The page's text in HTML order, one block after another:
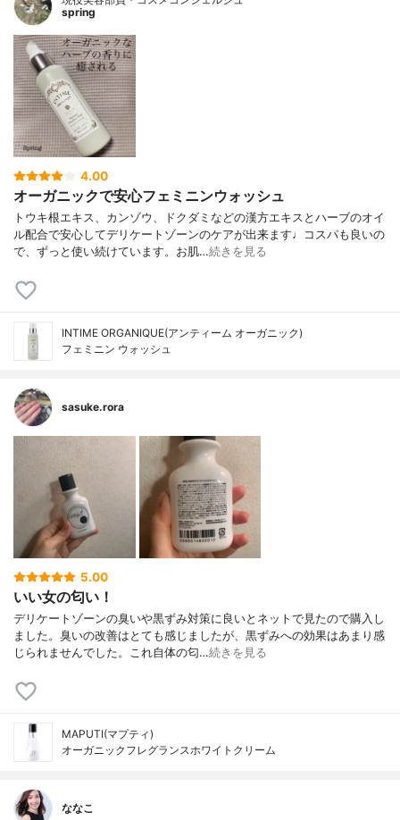
spring
4.00
オーガニックで安心フェミニンウォッシュ
トウキ根エキス、カンゾウ、ドクダミなどの漢方エキスとハーブのオイ
ル配合で安心してデリケートゾーンのケアが出来ます♩コスパも良いの
で、ずっと使い続けています。お肌…続きを見る
INTIME ORGANIQUE(アンティーム オーガニック)
フェミニン ウォッシュ
sasuke.rora
5.00
いい女の匂い！
デリケートゾーンの臭いや黒ずみ対策に良いとネットで見たので購入し
ました。臭いの改善はとても感じましたが、黒ずみへの効果はあまり感
じられませんでした。これ自体の匂…続きを見る
MAPUTI(マプティ)
オーガニックフレグランスホワイトクリーム
ななこ